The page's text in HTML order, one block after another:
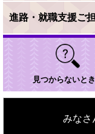
進路・就職支援ご
見つからないと
みなさ